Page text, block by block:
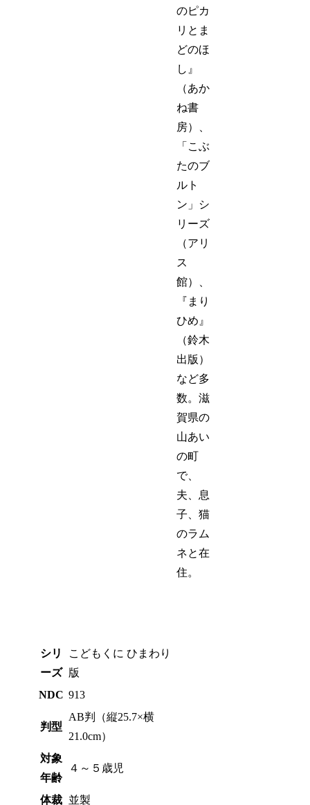
のピカ
リとま
どのほ
し』
（あか
ね書
房）、
「こぶ
たのブ
ルト
ン」シ
リーズ
（アリ
ス
館）、
『まり
ひめ』
（鈴木
出版）
など多
数。滋
賀県の
山あい
の町
で、
夫、息
子、猫
のラム
ネと在
住。
シリ
ーズ
こどもくに ひまわり
版
NDC 913
判型
AB判（縦25.7×横
21.0cm）
対象
年齢
４～５歳児
体裁 並製